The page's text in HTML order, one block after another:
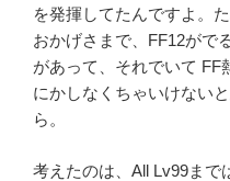
を発揮してたんですよ。た
おかげさまで、FF12がで
があって、それでいて FF
にかしなくちゃいけない
ら。
考えたのは、All Lv99まで